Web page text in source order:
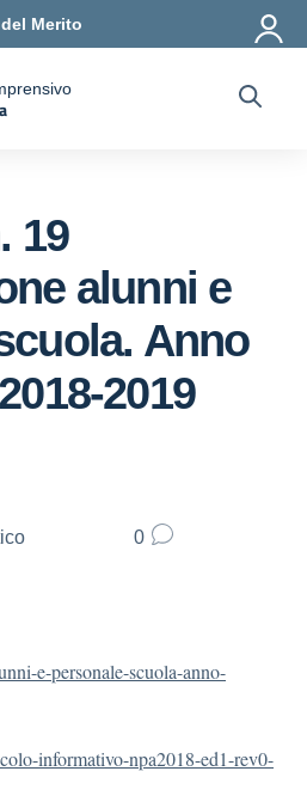
Merito
19
alunni e
Anno
2019
0
e-personale-scuola-anno-
informativo-npa2018-ed1-rev0-